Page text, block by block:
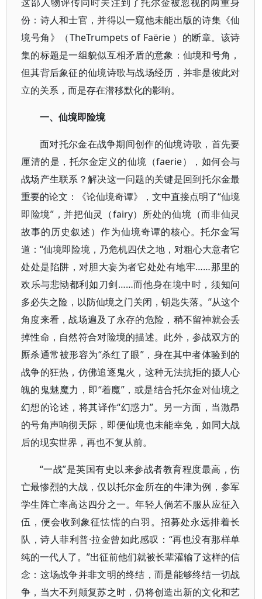
份：诗人和士官，并得以一窥他未能出版的诗集《仙
境号角》（TheTrumpets of Faërie ）的断章。该诗
集的标题是一组貌似互相矛盾的意象：仙境和号角，
但其背后象征的仙境诗歌与战场经历，并非是彼此对
立的关系，而是存在潜移默化的影响。
一、仙境即险境
面对托尔金在战争期间创作的仙境诗歌，首先要
厘清的是，托尔金定义的仙境（faerie），如何会与
战场产生联系？解决这一问题的关键是回到托尔金最
重要的论文：《论仙境奇谭》，文中直接点明了“仙境
即险境”，并把仙灵（fairy）所处的仙境（而非仙灵
故事的历史叙述）作为仙境奇谭的核心。托尔金写
道：“仙境即险境，乃危机四伏之地，对粗心大意者它
处处是陷阱，对胆大妄为者它处处有地牢……那里的
欢乐与悲恸都利如刀剑……而他身在境中时，须知问
多必失之险，以防仙境之门关闭，钥匙失落。”从这个
角度来看，战场遍及了永存的危险，稍不留神就会丢
掉性命，自然符合对险境的描述。此外，参战双方的
厮杀通常被形容为“杀红了眼”，身在其中者体验到的
战争的狂热，仿佛追逐鬼火，这种无法抗拒的摄人心
魄的鬼魅魔力，即“着魔”，或是结合托尔金对仙境之
幻想的论述，将其译作“幻惑力”。另一方面，当激昂
的号角声响彻天际，即便仙境也未能幸免，如同大战
后的现实世界，再也不复从前。
“一战”是英国有史以来参战者教育程度最高，伤
亡最惨烈的大战，仅以托尔金所在的牛津为例，参军
学生阵亡率高达四分之一。年轻人倘若不服从应征入
伍，便会收到象征怯懦的白羽。招募处永远排着长
队，诗人菲利普·拉金曾如此感叹：“再也没有那样单
纯的一代人了。”出征前他们就被长辈灌输了这样的信
念：这场战争并非文明的终结，而是能够终结一切战
争，当大不列颠复苏之时，仍将创造出新的文化和艺